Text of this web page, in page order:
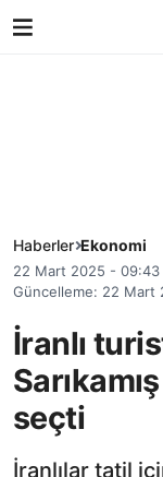
Haberler Ekonomi
22 Mart 2025 - 09:43
Güncelleme: 22 Mart
İranlı
seçti
İranlılar tatil